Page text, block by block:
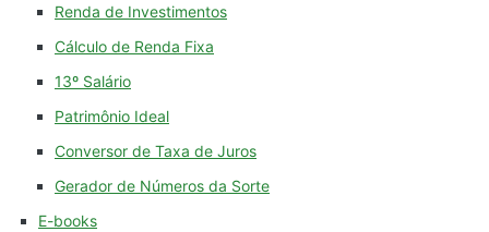
Renda de Investimentos
Cálculo de Renda Fixa
13º Salário
Patrimônio Ideal
Conversor de Taxa de Juros
Gerador de Números da Sorte
E-books